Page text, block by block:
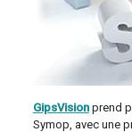
GipsVisionprend
Symop, avec une